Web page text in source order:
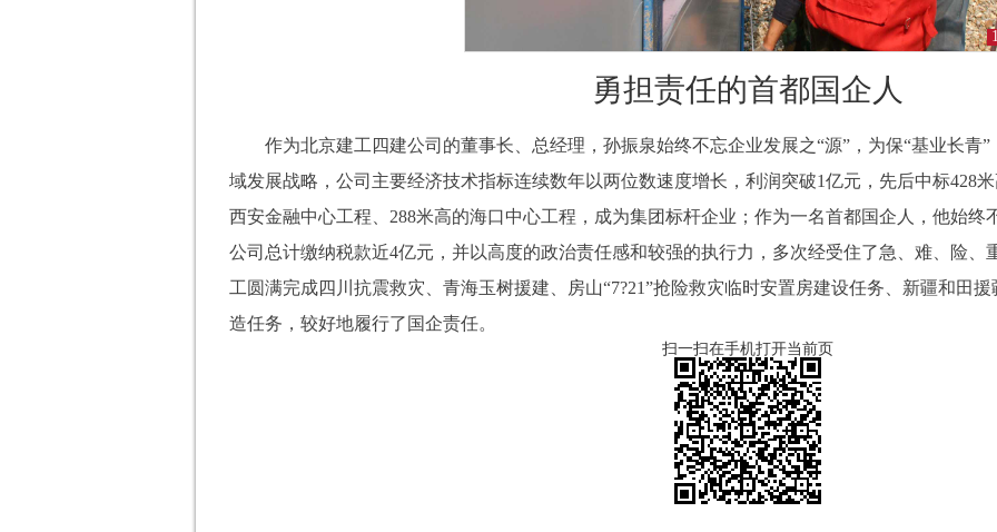
勇担责任的首都国企人
作为北京建工四建公司的董事长、总经理，孙振泉始终不忘企业发展之“源”，为保“基业长青
域发展战略，公司主要经济技术指标连续数年以两位数速度增长，利润突破1亿元，先后中标428
西安金融中心工程、288米高的海口中心工程，成为集团标杆企业；作为一名首都国企人，他始终
公司总计缴纳税款近4亿元，并以高度的政治责任感和较强的执行力，多次经受住了急、难、险、
工圆满完成四川抗震救灾、青海玉树援建、房山“7?21”抢险救灾临时安置房建设任务、新疆和田
造任务，较好地履行了国企责任。
扫一扫在手机打开当前页